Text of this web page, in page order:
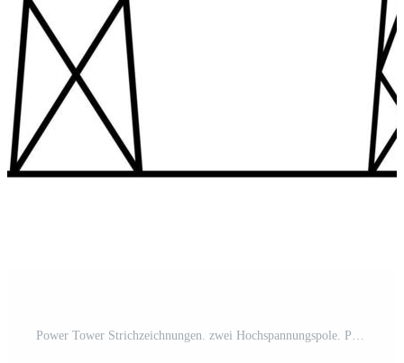
Power Tower Strichzeichnungen. zwei Hochspannungspole. Pro Vektor